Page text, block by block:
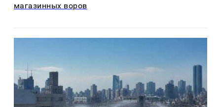
магазинных воров